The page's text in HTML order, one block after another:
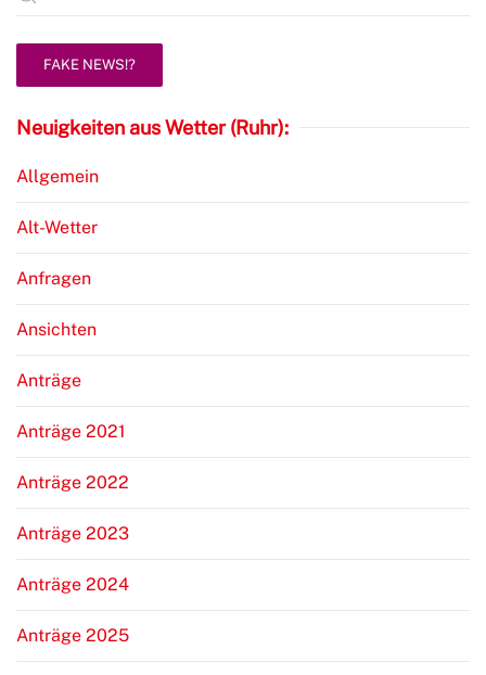
FAKE NEWS!?
Neuigkeiten aus Wetter (Ruhr):
Allgemein
Alt-Wetter
Anfragen
Ansichten
Anträge
Anträge 2021
Anträge 2022
Anträge 2023
Anträge 2024
Anträge 2025